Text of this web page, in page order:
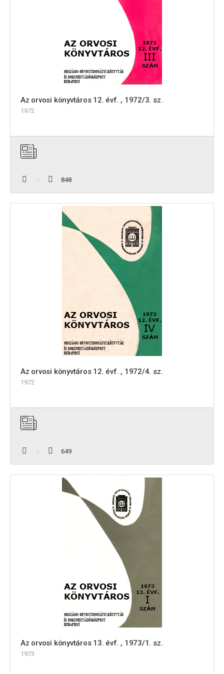
Az orvosi könyvtáros 12. évf. , 1972/3. sz.
1972
848
Az orvosi könyvtáros 12. évf. , 1972/4. sz.
1972
649
Az orvosi könyvtáros 13. évf. , 1973/1. sz.
1973